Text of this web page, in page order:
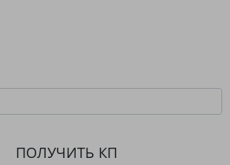
ПОЛУЧИТЬ КП